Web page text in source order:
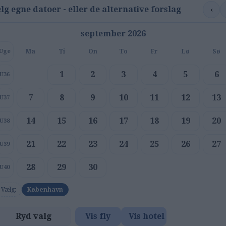
egne datoer - eller de alternative forslag ‹
september 2026
Ma Ti On To Fr Lø Sø
U36 1 2 3 4 5 6
U37 7 8 9 10 11 12 13
U38 14 15 16 17 18 19 20
U39 21 22 23 24 25 26 27
U40 28 29 30
Vælg: København
Ryd valg Vis fly Vis hotel